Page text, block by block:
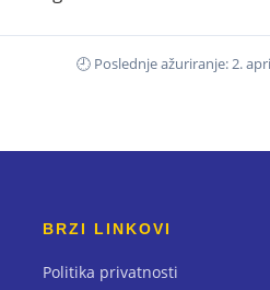
🕘 Poslednje ažuriranje: 2.
BRZI LINKOVI
Politika privatnosti